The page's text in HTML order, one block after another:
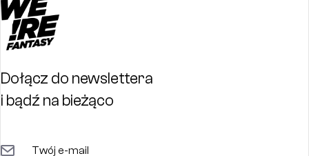
Dołącz do newslettera
i bądź na bieżąco